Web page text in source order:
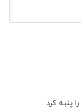
پنبه کرد